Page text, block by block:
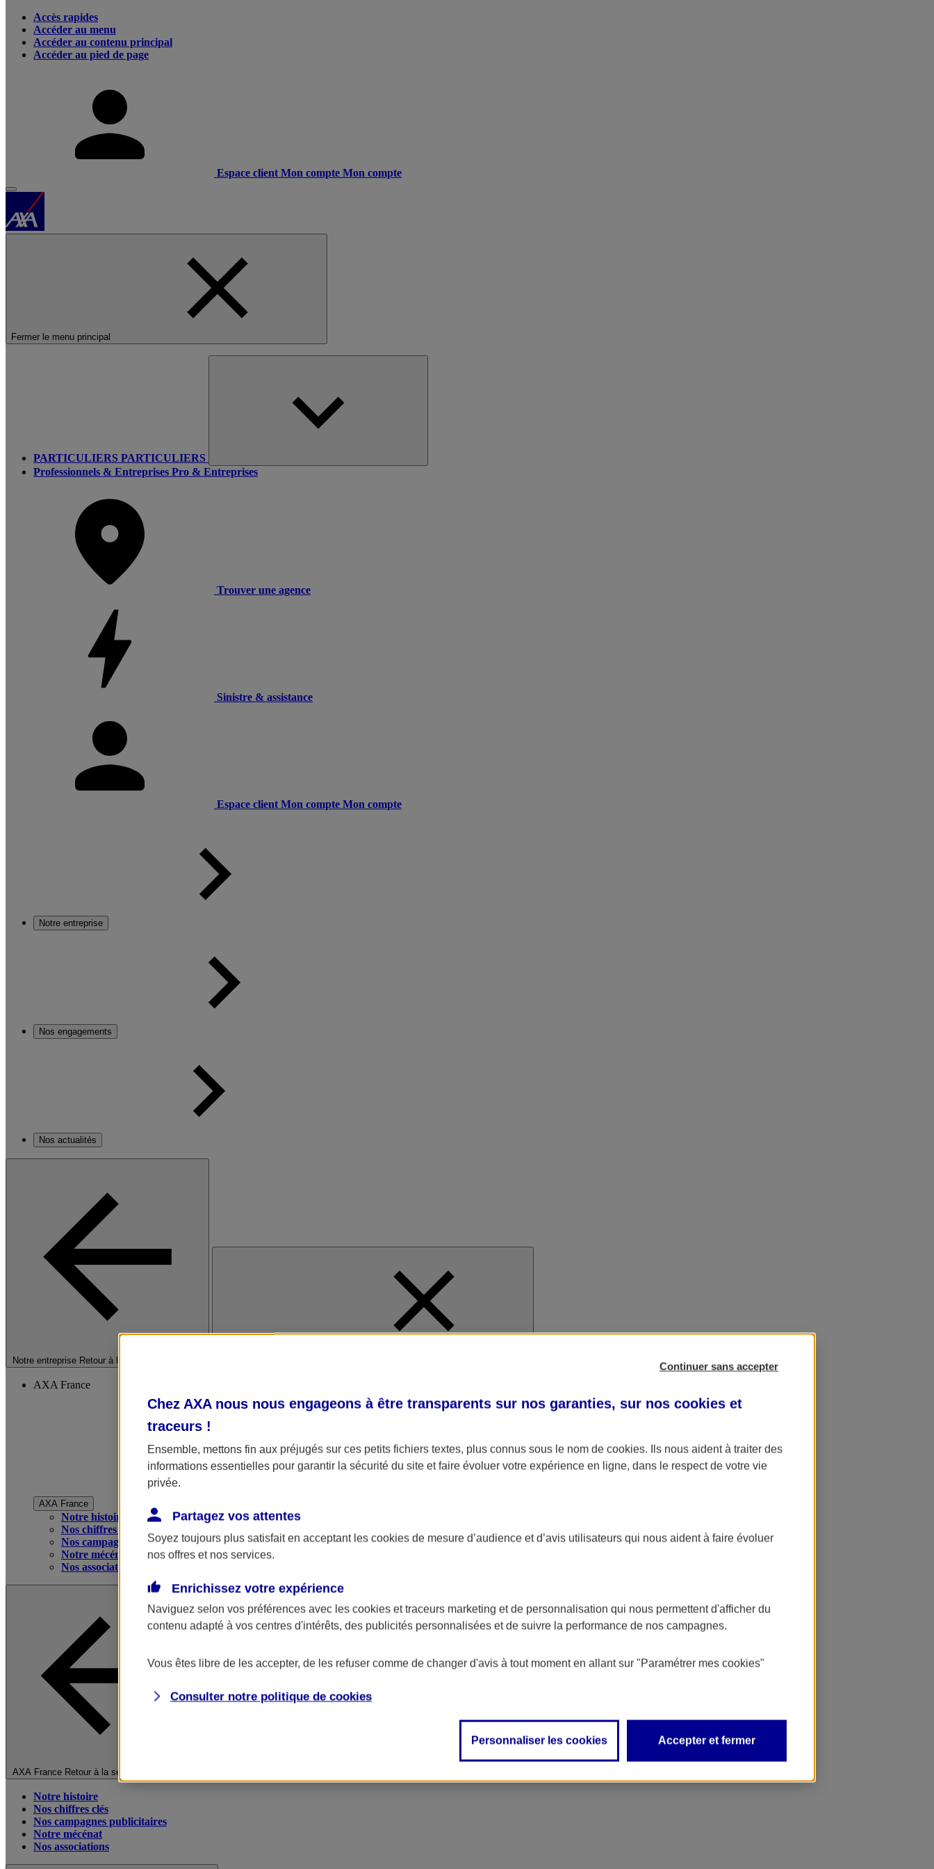
Accès rapides
Accéder au menu
Accéder au contenu principal
Accéder au pied de page
Espace client Mon compte Mon compte
Fermer le menu principal
PARTICULIERS PARTICULIERS
Professionnels & Entreprises Pro & Entreprises
Trouver une agence
Sinistre & assistance
Espace client Mon compte Mon compte
Notre entreprise
Nos engagements
Nos actualités
Notre entreprise Retour à la section précédente
AXA France
AXA France
Notre histoire
Nos chiffres clés
Nos campagnes publicitaires
Notre mécénat
Nos associations
AXA France Retour à la section précédente
Notre histoire
Nos chiffres clés
Nos campagnes publicitaires
Notre mécénat
Nos associations
Continuer sans accepter
Chez AXA nous nous engageons à être transparents sur nos garanties, sur nos cookies et
traceurs !
Ensemble, mettons fin aux préjugés sur ces petits fichiers textes, plus connus sous le nom de cookies. Ils nous aident à traiter des
informations essentielles pour garantir la sécurité du site et faire évoluer votre expérience en ligne, dans le respect de votre vie
privée.
Partagez vos attentes
Soyez toujours plus satisfait en acceptant les cookies de mesure d’audience et d’avis utilisateurs qui nous aident à faire évoluer
nos offres et nos services.
Enrichissez votre expérience
Naviguez selon vos préférences avec les cookies et traceurs marketing et de personnalisation qui nous permettent d'afficher du
contenu adapté à vos centres d'intérêts, des publicités personnalisées et de suivre la performance de nos campagnes.
Vous êtes libre de les accepter, de les refuser comme de changer d'avis à tout moment en allant sur "Paramétrer mes cookies"
Consulter notre politique de cookies
Personnaliser les cookies Accepter et fermer